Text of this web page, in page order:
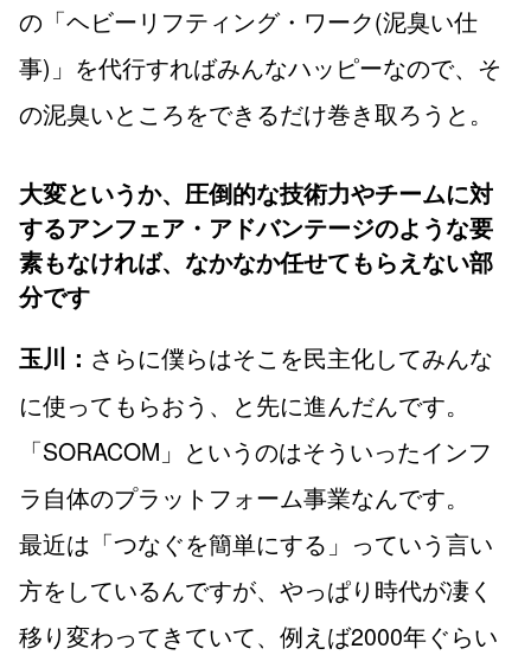
の「ヘビーリフティング・ワーク(泥臭い仕
事)」を代行すればみんなハッピーなので、そ
の泥臭いところをできるだけ巻き取ろうと。
大変というか、圧倒的な技術力やチームに対
するアンフェア・アドバンテージのような要
素もなければ、なかなか任せてもらえない部
分です
玉川： さらに僕らはそこを民主化してみんな
に使ってもらおう、と先に進んだんです。
「SORACOM」というのはそういったインフ
ラ自体のプラットフォーム事業なんです。
最近は「つなぐを簡単にする」っていう言い
方をしているんですが、やっぱり時代が凄く
移り変わってきていて、例えば2000年ぐらい